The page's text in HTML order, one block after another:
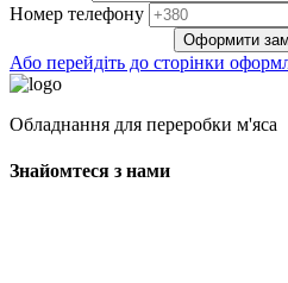
Нoмep тeлeфoнy
Оформити
Або перейдіть до сторінки
Обладнання для переробки м'яса
Знайомтеся з нами